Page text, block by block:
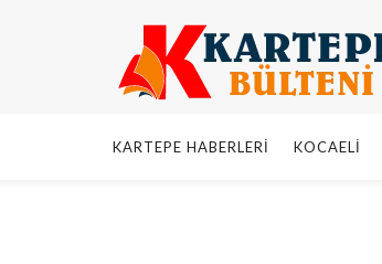
KARTEPE HABERLERI KOCAELI